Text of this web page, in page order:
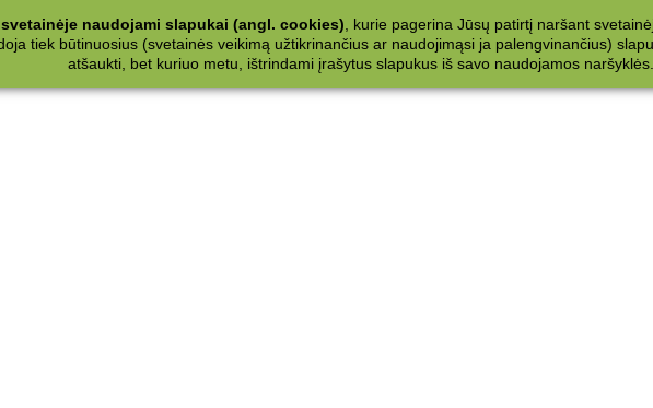
naudojami slapukai (angl. cookies) , kurie pagerina Jūsų patirtį naršant
tiek būtinuosius (svetainės veikimą užtikrinančius ar naudojimąsi ja palengvinančius)
atšaukti, bet kuriuo metu, ištrindami įrašytus slapukus iš savo naudojamos naršyklės.